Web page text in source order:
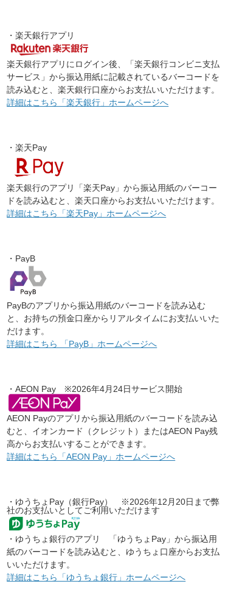
・楽天銀行アプリ
楽天銀行アプリにログイン後、「楽天銀行コンビニ支払
サービス」から振込用紙に記載されているバーコードを
読み込むと、楽天銀行口座からお支払いいただけます。
詳細はこちら「楽天銀行」ホームページへ
・楽天Pay
楽天銀行のアプリ「楽天Pay」から振込用紙のバーコー
ドを読み込むと、楽天口座からお支払いいただけます。
詳細はこちら「楽天Pay」ホームページへ
・PayB
PayBのアプリから振込用紙のバーコードを読み込む
と、お持ちの預金口座からリアルタイムにお支払いいた
だけます。
詳細はこちら 「PayB」ホームページへ
・AEON Pay ※2026年4月24日サービス開始
AEON Payのアプリから振込用紙のバーコードを読み込
むと、イオンカード（クレジット）またはAEON Pay残
高からお支払いすることができます。
詳細はこちら「AEON Pay」ホームページへ
・ゆうちょPay（銀行Pay） ※2026年12月20日まで弊
社のお支払いとしてご利用いただけます
・ゆうちょ銀行のアプリ 「ゆうちょPay」から振込用
紙のバーコードを読み込むと、ゆうちょ口座からお支払
いいただけます。
詳細はこちら「ゆうちょ銀行」ホームページへ